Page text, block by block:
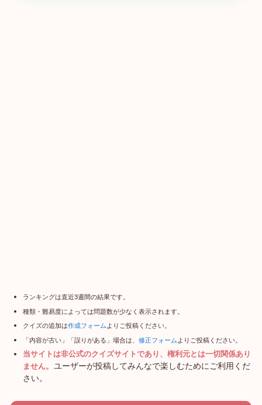
ランキングは直近3週間の結果です。
種類・難易度によっては問題数が少なく表示されます。
クイズの追加は作成フォーム よりご投稿ください。
「内容が古い」「誤りがある」場合は、 修正フォーム よりご投稿ください。
当サイトは非公式のクイズサイトであり、権利元とは一切関係あり
ません。ユーザーが投稿してみんなで楽しむためにご利用くだ
さい。